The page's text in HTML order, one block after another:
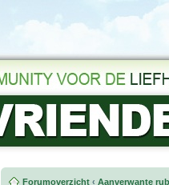
Forumoverzicht ‹ Aanverwante